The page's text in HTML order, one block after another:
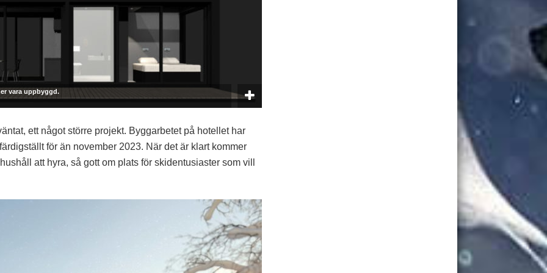
vara uppbyggd.
ett något större projekt. Byggarbetet på hotellet har
för än november 2023. När det är klart kommer
att hyra, så gott om plats för skidentusiaster som vill